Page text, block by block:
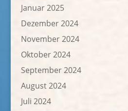
Januar 2025
Dezember 2024
November 2024
Oktober 2024
September 2024
August 2024
Juli 2024